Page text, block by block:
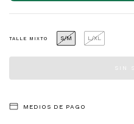
TALLE MIXTO S/M L/XL
MEDIOS DE PAGO